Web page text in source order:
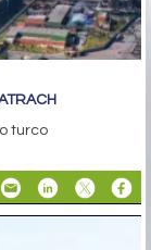
turco